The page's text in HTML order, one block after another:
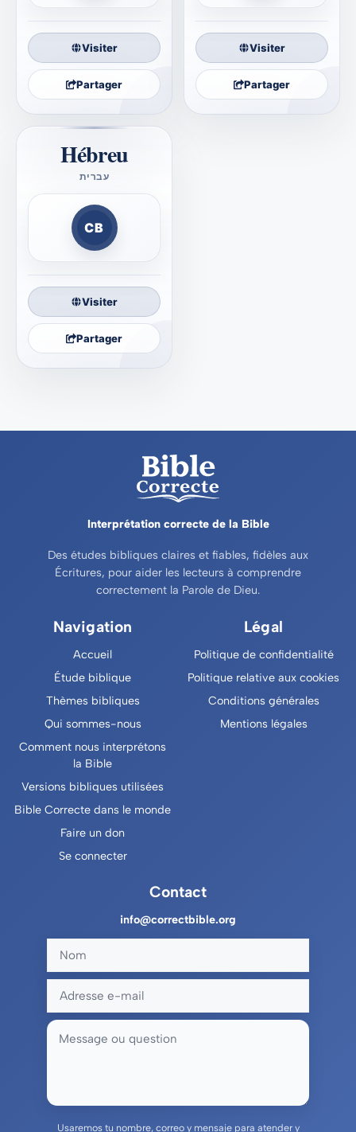
Visiter
Partager
Visiter
Partager
Hébreu
עברית
המקרא הנכון
CB
Visiter
Partager
Interprétation correcte de la Bible
Des études bibliques claires et fiables, fidèles aux
Écritures, pour aider les lecteurs à comprendre
correctement la Parole de Dieu.
Navigation
Accueil
Étude biblique
Thèmes bibliques
Qui sommes-nous
Comment nous interprétons
la Bible
Versions bibliques utilisées
Bible Correcte dans le monde
Faire un don
Se connecter
Légal
Politique de confidentialité
Politique relative aux cookies
Conditions générales
Mentions légales
Contact
info@correctbible.org
Usaremos tu nombre, correo y mensaje para atender y